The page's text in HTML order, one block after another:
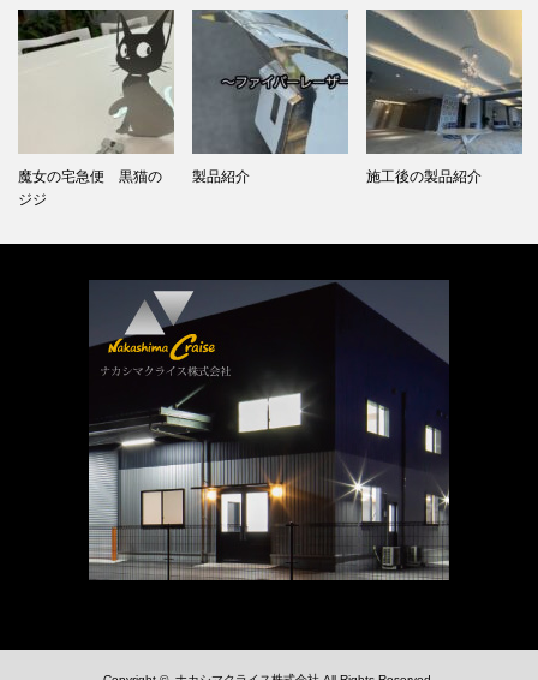
魔女の宅急便 黒猫の
ジジ
製品紹介 施工後の製品紹介